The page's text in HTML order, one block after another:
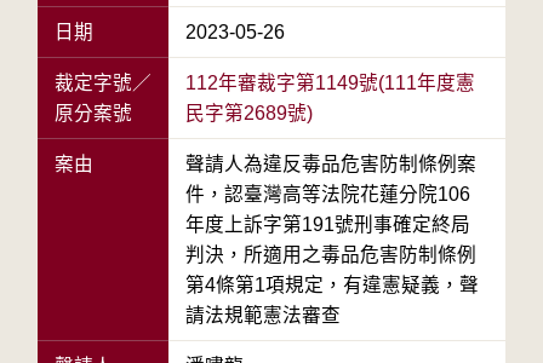
日期 2023-05-26
裁定字號／
原分案號
112年審裁字第1149號(111年度憲
民字第2689號)
案由
聲請人為違反毒品危害防制條例案
件，認臺灣高等法院花蓮分院106
年度上訴字第191號刑事確定終局
判決，所適用之毒品危害防制條例
第4條第1項規定，有違憲疑義，聲
請法規範憲法審查